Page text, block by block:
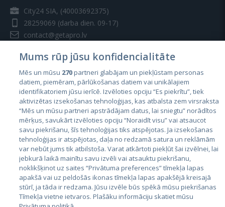
City24 SIA, (40003692375)
28259069 (darba dien. 09-17)
contact@getapro.lv
Valstis
Igaunija
Latvija
Lietuva
Mums rūp jūsu konfidencialitāte
Mēs un mūsu 270partneri glabājam un piekļūstam personas
datiem, piemēram, pārlūkošanas datiem vai unikālajiem
identifikatoriem jūsu ierīcē. Izvēloties opciju “Es piekrītu”, tiek
aktivizētas izsekošanas tehnoloģijas, kas atbalsta zem virsraksta
“Mēs un mūsu partneri apstrādājam datus, lai sniegtu” norādītos
mērķus, savukārt izvēloties opciju “Noraidīt visu” vai atsaucot
savu piekrišanu, šīs tehnoloģijas tiks atspējotas. Ja izsekošanas
tehnoloģijas ir atspējotas, daļa no redzamā satura un reklāmām
var nebūt jums tik atbilstoša. Varat atkārtoti piekļūt šai izvēlnei, lai
jebkurā laikā mainītu savu izvēli vai atsauktu piekrišanu,
noklikšķinot uz saites “Privātuma preferences” tīmekļa lapas
apakšā vai uz peldošās ikonas tīmekļa lapas apakšējā kreisajā
stūrī, ja tāda ir redzama. Jūsu izvēle būs spēkā mūsu piekrišanas
Tīmekļa vietne ietvaros. Plašāku informāciju skatiet mūsu